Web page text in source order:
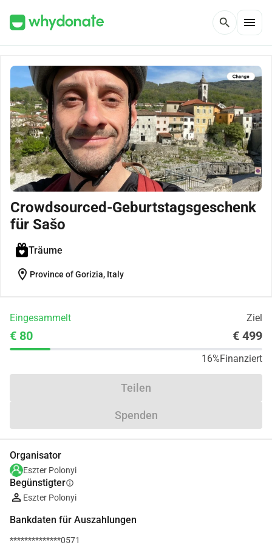
search menu
Crowdsourced-Geburtstagsgeschenk
für Sašo
Träume
location_on Province of Gorizia, Italy
Eingesammelt Ziel
€ 80 € 499
16%Finanziert
Teilen
Spenden
Organisator
Eszter Polonyi
Begünstigterinfo
Eszter Polonyi
Bankdaten für Auszahlungen
**************0571